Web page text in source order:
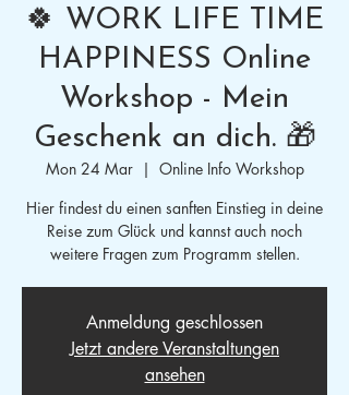
🍀 WORK LIFE TIME
HAPPINESS Online
Workshop - Mein
Geschenk an dich. 🎁
Mon 24 Mar
  |
Online Info Workshop
Hier findest du einen sanften Einstieg in deine
Reise zum Glück und kannst auch noch
weitere Fragen zum Programm stellen.
Anmeldung geschlossen
Jetzt andere Veranstaltungen
ansehen